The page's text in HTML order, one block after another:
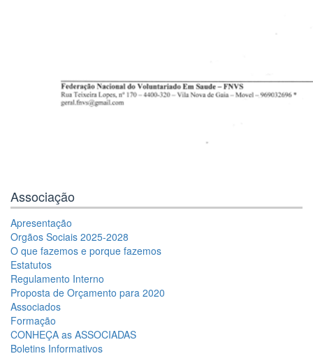
Associação
Apresentação
Orgãos Sociais 2025-2028
O que fazemos e porque fazemos
Estatutos
Regulamento Interno
Proposta de Orçamento para 2020
Associados
Formação
CONHEÇA as ASSOCIADAS
Boletins Informativos